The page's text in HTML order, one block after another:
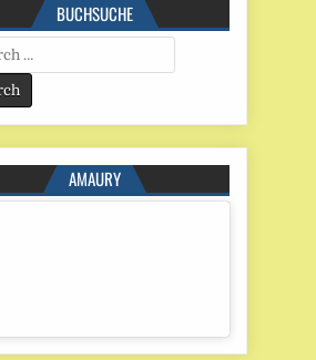
BUCHSUCHE
AMAURY